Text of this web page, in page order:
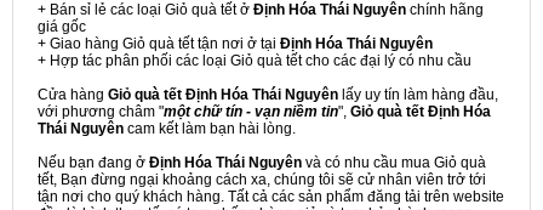
+ Bán sỉ lẻ các loại Giỏ quà tết ở Định Hóa Thái Nguyên chính hãng
giá gốc
+ Giao hàng Giỏ quà tết tận nơi ở tại Định Hóa Thái Nguyên
+ Hợp tác phân phối các loại Giỏ quà tết cho các đại lý có nhu cầu
Cửa hàng Giỏ quà tết Định Hóa Thái Nguyên lấy uy tín làm hàng đầu,
với phương châm "một chữ tín - vạn niềm tin", Giỏ quà tết Định Hóa
Thái Nguyên cam kết làm bạn hài lòng.
Nếu bạn đang ở Định Hóa Thái Nguyên và có nhu cầu mua Giỏ quà
tết, Bạn đừng ngại khoảng cách xa, chúng tôi sẽ cử nhân viên trở tới
tận nơi cho quý khách hàng. Tất cả các sản phẩm đăng tải trên website